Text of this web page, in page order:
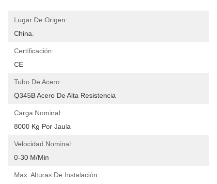
Lugar De Origen:
China.
Certificación:
CE
Tubo De Acero:
Q345B Acero De Alta Resistencia
Carga Nominal:
8000 Kg Por Jaula
Velocidad Nominal:
0-30 M/min
Max. Alturas De Instalación: